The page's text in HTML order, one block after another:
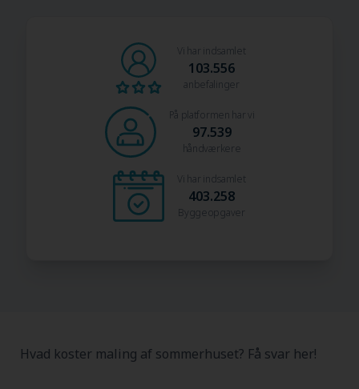
Vi har indsamlet
103.556
anbefalinger
På platformen har vi
97.539
håndværkere
Vi har indsamlet
403.258
Byggeopgaver
Hvad koster maling af sommerhuset? Få svar her!